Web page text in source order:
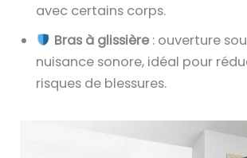
avec certains corps.
Bras à glissière: ouverture
nuisance sonore, idéal pour
risques de blessures.